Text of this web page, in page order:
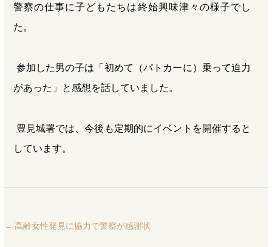
警察の仕事に子どもたちは終始興味津々の様子でし
た。
参加した男の子は「初めて（パトカーに）乗って迫力
があった」と感想を話していました。
豊見城署では、今後も定期的にイベントを開催すると
しています。
← 高齢女性発見に協力で警察が感謝状